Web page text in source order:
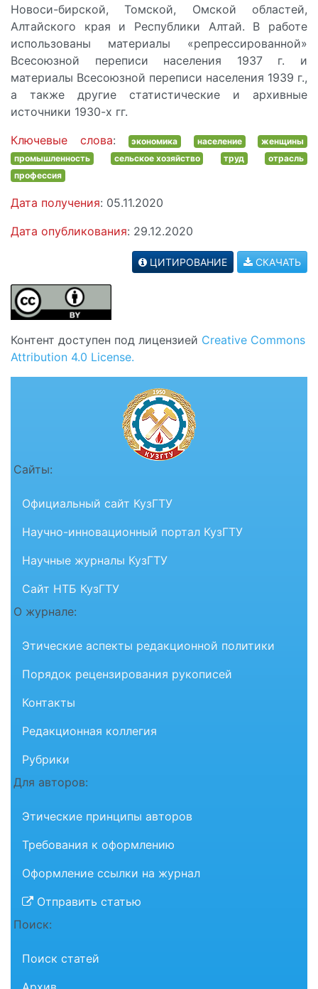
Новоси-бирской, Томской, Омской областей,
Алтайского края и Республики Алтай. В работе
использованы материалы «репрессированной»
Всесоюзной переписи населения 1937 г. и
материалы Всесоюзной переписи населения 1939 г.,
а также другие статистические и архивные
источники 1930-х гг.
Ключевые слова: экономика население
женщины
промышленность
сельское хозяйство труд
отрасль
профессия
Дата получения: 05.11.2020
Дата опубликования: 29.12.2020
ЦИТИРОВАНИЕ СКАЧАТЬ
Контент доступен под лицензией Creative Commons
Attribution 4.0 License.
Сайты:
Официальный сайт КузГТУ
Научно-инновационный портал КузГТУ
Научные журналы КузГТУ
Сайт НТБ КузГТУ
О журнале:
Этические аспекты редакционной политики
Порядок рецензирования рукописей
Контакты
Редакционная коллегия
Рубрики
Для авторов:
Этические принципы авторов
Требования к оформлению
Оформление ссылки на журнал
Отправить статью
Поиск:
Поиск статей